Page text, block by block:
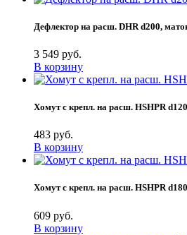
Дефлектор на расш. DHR d200,
3 549 руб.
В корзину
Хомут с крепл. на расш. HSHPR
483 руб.
В корзину
Хомут с крепл. на расш. HSHPR
609 руб.
В корзину